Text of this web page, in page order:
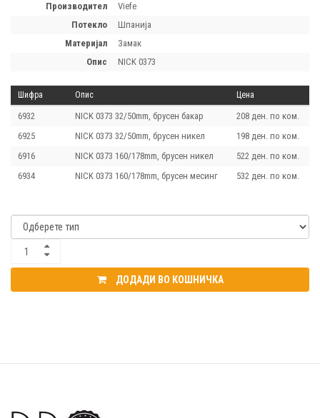
производител
Viefe
потекло
Шпанија
материјал
Замак
опис
NICK 0373
Шифра Опис Цена
6932 NICK 0373 32/50mm, брусен бакар
208 ден. по ком.
6925
NICK 0373 32/50mm, брусен никел
198 ден. по ком.
6916
NICK 0373 160/178mm, брусен никел
522 ден. по ком.
6934
NICK 0373 160/178mm, брусен месинг 532 ден. по ком.
ДОДАДИ ВО КОШНИЧКА